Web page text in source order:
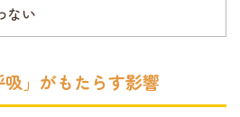
ない
吸」がもたらす影響